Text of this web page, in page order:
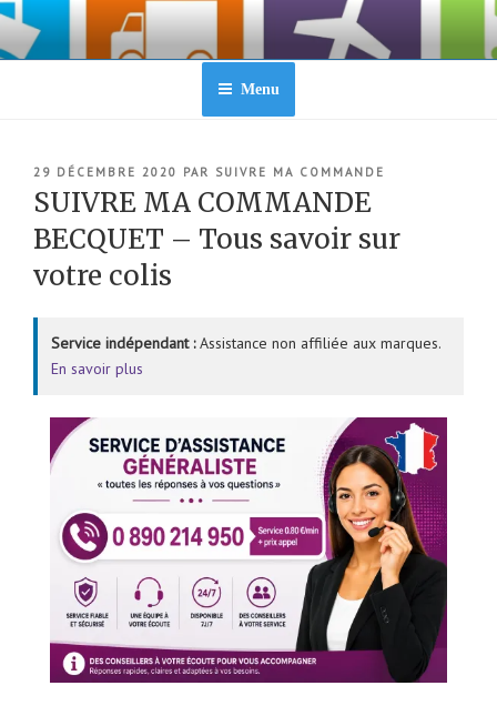
Aller
contenu
Menu
PUBLIÉ
LE
29 DÉCEMBRE 2020 PAR SUIVRE MA COMMANDE
SUIVRE MA COMMANDE
BECQUET – Tous savoir sur
votre colis
Service indépendant :Assistance non affiliée aux marques.
En savoir plus